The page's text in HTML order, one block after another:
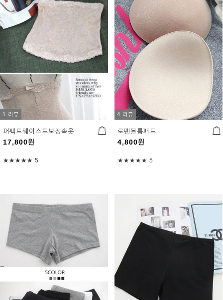
1 리뷰
퍼펙트웨이스트보정속옷
17,800원
★★★★★ 5
4 리뷰
로펜볼륨패드
4,800원
★★★★★ 5